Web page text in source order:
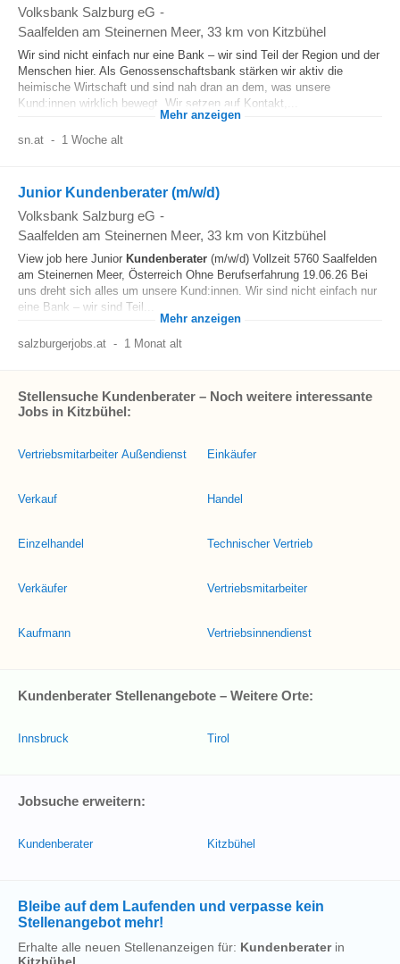
Volksbank Salzburg eG -
Saalfelden am Steinernen Meer, 33 km von Kitzbühel
Wir sind nicht einfach nur eine Bank – wir sind Teil der Region und der
Menschen hier. Als Genossenschaftsbank stärken wir aktiv die
heimische Wirtschaft und sind nah dran an dem, was unsere
Kund:innen wirklich bewegt. Wir setzen auf Kontakt,...
Mehr anzeigen
sn.at - 1 Woche alt
Junior Kundenberater (m/w/d)
Volksbank Salzburg eG -
Saalfelden am Steinernen Meer, 33 km von Kitzbühel
View job here Junior Kundenberater (m/w/d) Vollzeit 5760 Saalfelden
am Steinernen Meer, Österreich Ohne Berufserfahrung 19.06.26 Bei
uns dreht sich alles um unsere Kund:innen. Wir sind nicht einfach nur
eine Bank – wir sind Teil...
Mehr anzeigen
salzburgerjobs.at - 1 Monat alt
Stellensuche Kundenberater – Noch weitere interessante
Jobs in Kitzbühel:
Vertriebsmitarbeiter Außendienst
Verkauf
Einzelhandel
Verkäufer
Kaufmann
Einkäufer
Handel
Technischer Vertrieb
Vertriebsmitarbeiter
Vertriebsinnendienst
Kundenberater Stellenangebote – Weitere Orte:
Innsbruck Tirol
Jobsuche erweitern:
Kundenberater Kitzbühel
Bleibe auf dem Laufenden und verpasse kein
Stellenangebot mehr!
Erhalte alle neuen Stellenanzeigen für: Kundenberaterin